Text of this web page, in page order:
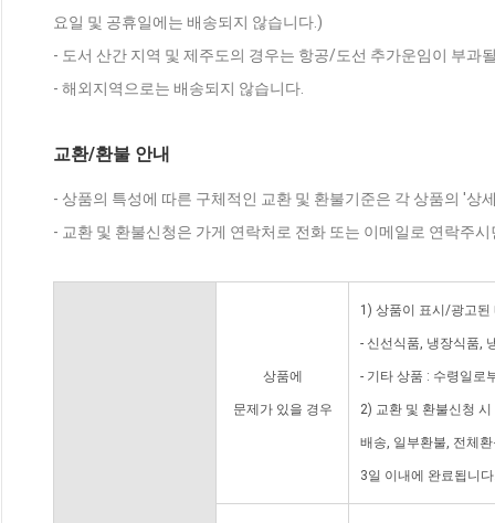
요일 및 공휴일에는 배송되지 않습니다.)
- 도서 산간 지역 및 제주도의 경우는 항공/도선 추가운임이 부과
- 해외지역으로는 배송되지 않습니다.
교환/환불 안내
- 상품의 특성에 따른 구체적인 교환 및 환불기준은 각 상품의 '상
- 교환 및 환불신청은 가게 연락처로 전화 또는 이메일로 연락주
상품에
문제가 있을 경우
1) 상품이 표시/광고된
- 신선식품, 냉장식품,
- 기타 상품 : 수령일로
2) 교환 및 환불신청
배송, 일부환불, 전체
3일 이내에 완료됩니